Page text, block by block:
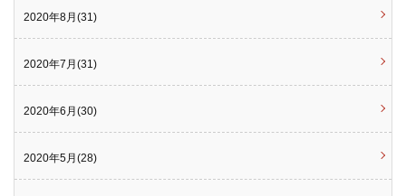
2020年8月(31)
2020年7月(31)
2020年6月(30)
2020年5月(28)